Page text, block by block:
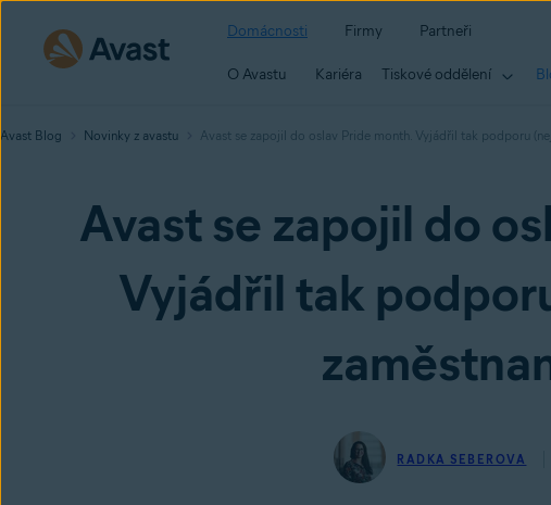
Domácnosti Firmy Partneři
O Avastu Kariéra Tiskové oddělení
Avast Blog Novinky z avastu Avast se zapojil do oslav Pride month. Vyjádřil tak podporu
Avast se zapojil do
Vyjádřil tak
RADKA SEBEROVA